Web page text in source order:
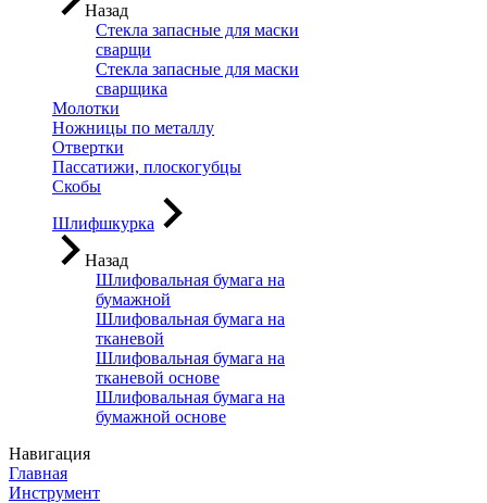
Назад
Стекла запасные для маски
сварщи
Стекла запасные для маски
сварщика
Молотки
Ножницы по металлу
Отвертки
Пассатижи, плоскогубцы
Скобы
Шлифшкурка
Назад
Шлифовальная бумага на
бумажной
Шлифовальная бумага на
тканевой
Шлифовальная бумага на
тканевой основе
Шлифовальная бумага на
бумажной основе
Навигация
Главная
Инструмент